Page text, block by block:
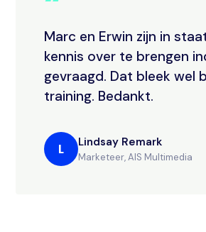
Marc en Erwin zijn in
kennis over te brengen
gevraagd. Dat bleek wel
training. Bedankt.
L Lindsay Remark
Marketeer, AIS Multimedia